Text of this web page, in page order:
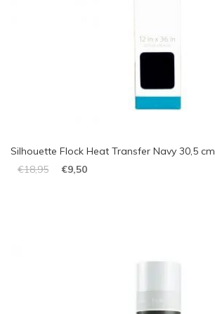
Silhouette Flock Heat Transfer Navy 30,5 cm
€18,95 €9,50